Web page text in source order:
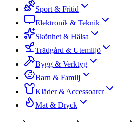
Sport & Fritid
Elektronik & Teknik
Skönhet & Hälsa
Trädgård & Utemiljö
Bygg & Verktyg
Barn & Familj
Kläder & Accessoarer
Mat & Dryck